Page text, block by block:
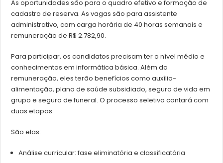
As oportunidades são para o quadro efetivo e formação de
cadastro de reserva. As vagas são para assistente
administrativo, com carga horária de 40 horas semanais e
remuneração de R$ 2.782,90.
Para participar, os candidatos precisam ter o nível médio e
conhecimentos em informática básica. Além da
remuneração, eles terão benefícios como auxílio-
alimentação, plano de saúde subsidiado, seguro de vida em
grupo e seguro de funeral. O processo seletivo contará com
duas etapas.
São elas:
Análise curricular: fase eliminatória e classificatória